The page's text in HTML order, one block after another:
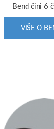
Bend čini 6
VIŠE O